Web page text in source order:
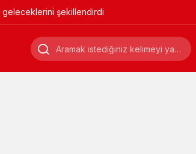
geleceklerini şekillendirdi